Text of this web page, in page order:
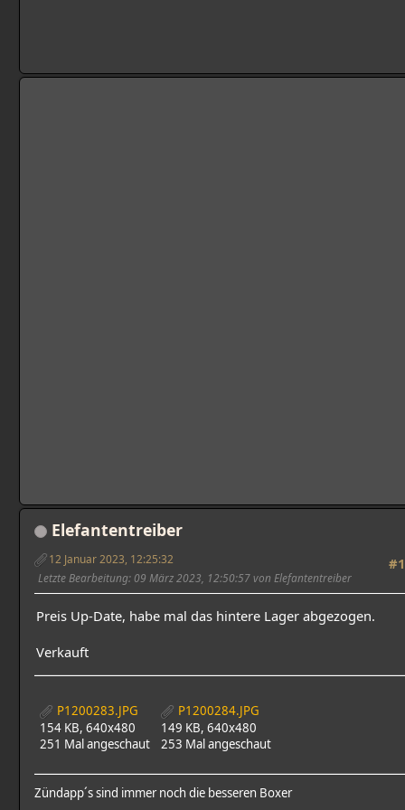
Elefantentreiber
#1
12 Januar 2023, 12:25:32
Letzte Bearbeitung: 09 März 2023, 12:50:57 von Elefantentreiber
Preis Up-Date, habe mal das hintere Lager abgezogen.
Verkauft
P1200283.JPG
154 KB, 640x480
251 Mal angeschaut
P1200284.JPG
149 KB, 640x480
253 Mal angeschaut
Zündapp´s sind immer noch die besseren Boxer